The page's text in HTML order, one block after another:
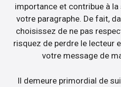
importance et contribue à
votre paragraphe. De fait,
choisissez de ne pas
risquez de perdre le lecteur
votre message de
Il demeure primordial de